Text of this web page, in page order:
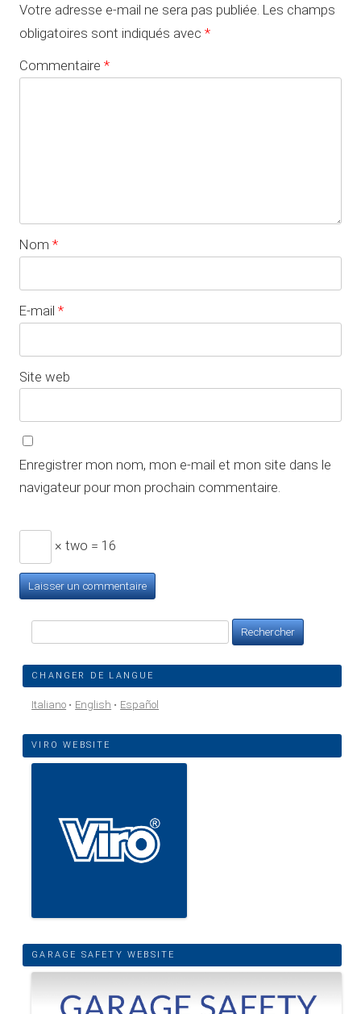
Votre adresse e-mail ne sera pas publiée. Les champs
obligatoires sont indiqués avec *
Commentaire *
Nom *
E-mail *
Site web
Enregistrer mon nom, mon e-mail et mon site dans le
navigateur pour mon prochain commentaire.
× two = 16
CHANGER DE LANGUE
Italiano English Español
VIRO WEBSITE
GARAGE SAFETY WEBSITE